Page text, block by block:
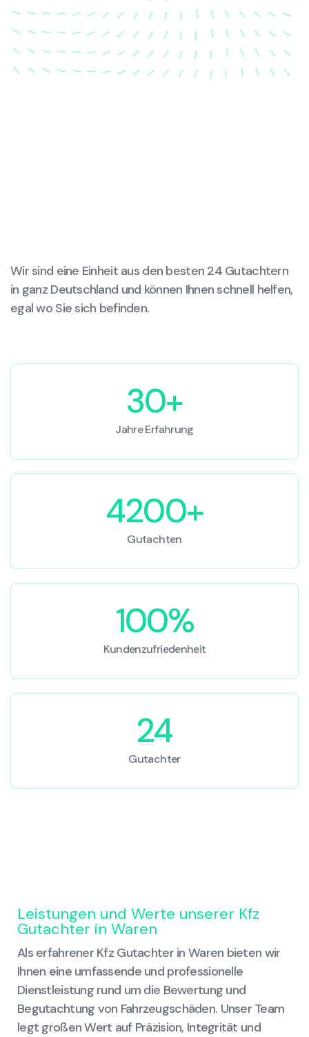
wieder in ihren ursprünglichen Zustand gebracht
wird.
Wir sind eine Einheit aus den besten 24 Gutachtern
in ganz Deutschland und können Ihnen schnell helfen,
egal wo Sie sich befinden.
30+
Jahre Erfahrung
4200+
Gutachten
100%
Kundenzufriedenheit
24
Gutachter
Leistungen und Werte unserer Kfz
Gutachter in Waren
Als erfahrener Kfz Gutachter in Waren bieten wir
Ihnen eine umfassende und professionelle
Dienstleistung rund um die Bewertung und
Begutachtung von Fahrzeugschäden. Unser Team
legt großen Wert auf Präzision, Integrität und